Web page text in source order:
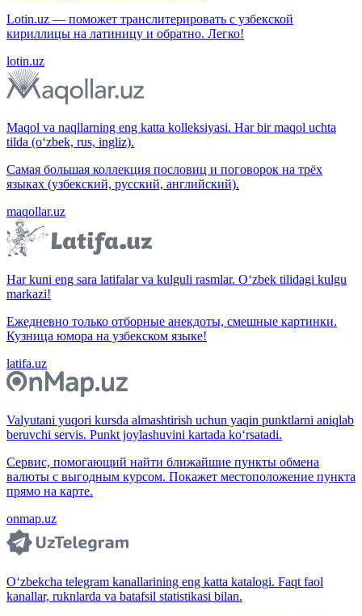
Lotin.uz — поможет транслитерировать с узбекской
кириллицы на латиницу и обратно. Легко!
lotin.uz
Maqol va naqllarning eng katta kolleksiyasi. Har bir maqol uchta
tilda (o‘zbek, rus, ingliz).
Самая большая коллекция пословиц и поговорок на трёх
языках (узбекский, русский, английский).
maqollar.uz
Har kuni eng sara latifalar va kulguli rasmlar. O‘zbek tilidagi kulgu
markazi!
Ежедневно только отборные анекдоты, смешные картинки.
Кузница юмора на узбекском языке!
latifa.uz
Valyutani yuqori kursda almashtirish uchun yaqin punktlarni aniqlab
beruvchi servis. Punkt joylashuvini kartada ko‘rsatadi.
Сервис, помогающий найти ближайшие пункты обмена
валюты с выгодным курсом. Покажет местоположение пункта
прямо на карте.
onmap.uz
O‘zbekcha telegram kanallarining eng katta katalogi. Faqt faol
kanallar, ruknlarda va batafsil statistikasi bilan.